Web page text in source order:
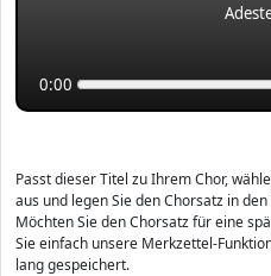
0:00
Passt dieser Titel zu Ihrem Chor,
aus und legen Sie den Chorsatz in
Möchten Sie den Chorsatz für eine
Sie einfach unsere Merkzettel-
lang gespeichert.